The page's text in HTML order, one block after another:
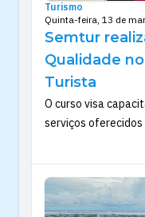
Turismo
Quinta-feira, 13 de
Semtur
Qualidade
Turista
O curso visa
serviços oferecidos